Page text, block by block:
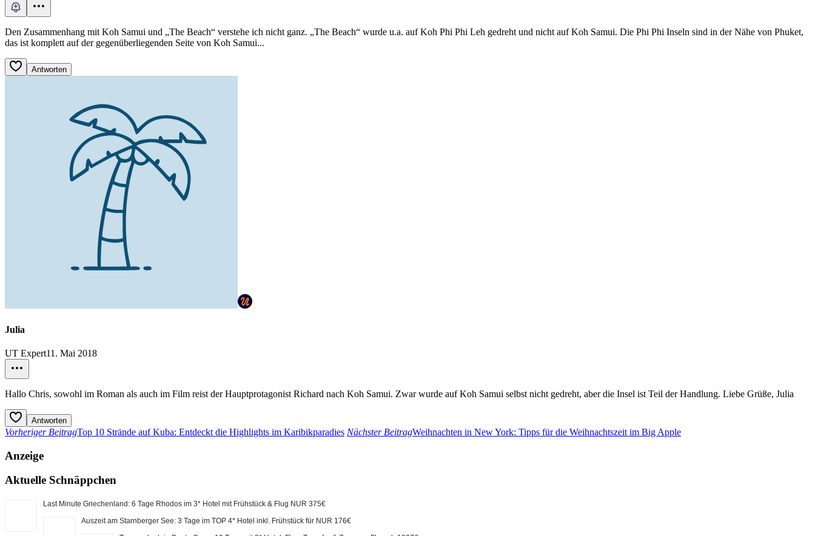
Den Zusammenhang mit Koh Samui und „The Beach“ verstehe ich nicht ganz. „The Beach“ wurde u.a. auf Koh Phi Phi Leh gedreht und nicht auf Koh Samui. Die Phi Phi Inseln sind in der Nähe von Phuket,
das ist komplett auf der gegenüberliegenden Seite von Koh Samui...
Antworten
Julia
UT Expert11. Mai 2018
Hallo Chris, sowohl im Roman als auch im Film reist der Hauptprotagonist Richard nach Koh Samui. Zwar wurde auf Koh Samui selbst nicht gedreht, aber die Insel ist Teil der Handlung. Liebe Grüße, Julia
Antworten
Vorheriger BeitragTop 10 Strände auf Kuba: Entdeckt die Highlights im Karibikparadies Nächster BeitragWeihnachten in New York: Tipps für die Weihnachtszeit im Big Apple
Anzeige
Aktuelle Schnäppchen
Last Minute Griechenland: 6 Tage Rhodos im 3* Hotel mit Frühstück & Flug NUR 375€
Auszeit am Starnberger See: 3 Tage im TOP 4* Hotel inkl. Frühstück für NUR 176€